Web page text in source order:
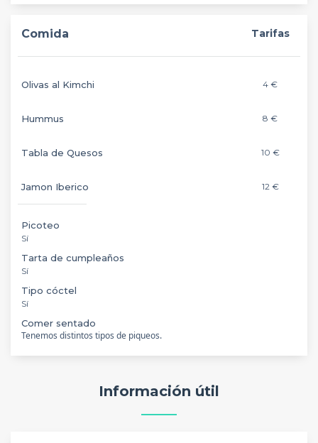
Comida Tarifas
Olivas al Kimchi 4 €
Hummus 8 €
Tabla de Quesos 10 €
Jamon Iberico 12 €
Picoteo
Sí
Tarta de cumpleaños
Sí
Tipo cóctel
Sí
Comer sentado
Tenemos distintos tipos de piqueos.
Información útil